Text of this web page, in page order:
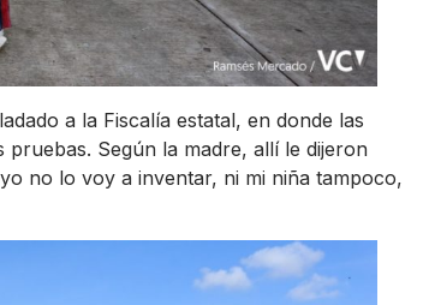
a la Fiscalía estatal, en donde las
Según la madre, allí le dijeron
no lo voy a inventar, ni mi niña tampoco,